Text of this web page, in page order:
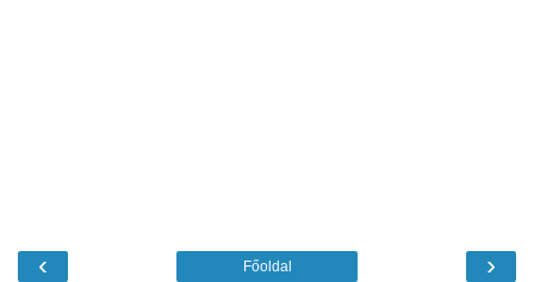
‹ ›
Főoldal